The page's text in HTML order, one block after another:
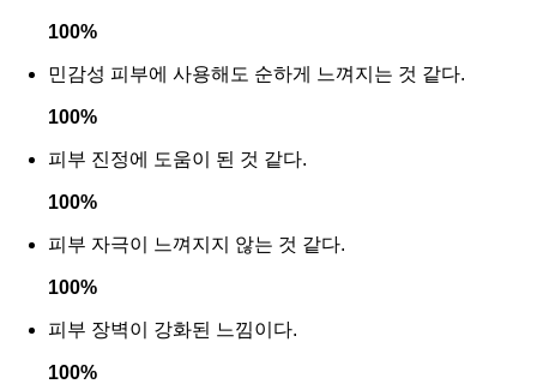
100%
민감성 피부에 사용해도 순하게 느껴지는 것 같다.
100%
피부 진정에 도움이 된 것 같다.
100%
피부 자극이 느껴지지 않는 것 같다.
100%
피부 장벽이 강화된 느낌이다.
100%